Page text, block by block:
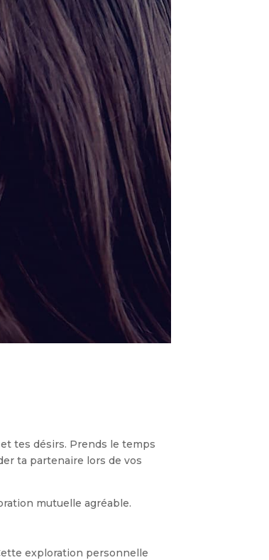
tes désirs. Prends le temps
ta partenaire lors de vos
mutuelle agréable.
exploration personnelle